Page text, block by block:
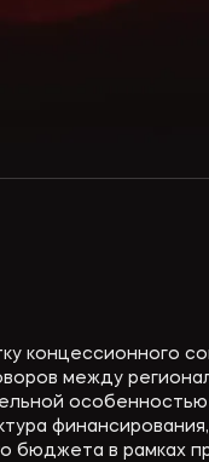
концессионного
между
особенностью
бюджета в рамках